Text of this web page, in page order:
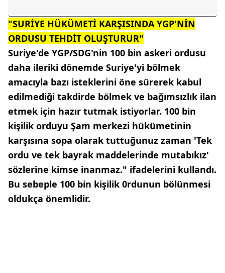
"SURİYE HÜKÜMETİ KARŞISINDA YGP'NİN
ORDUSU TEHDİT OLUŞTURUR"
Suriye'de YGP/SDG'nin 100 bin askeri ordusu
daha ileriki dönemde Suriye'yi bölmek
amacıyla bazı isteklerini öne sürerek kabul
edilmediği takdirde bölmek ve bağımsızlık ilan
etmek için hazır tutmak istiyorlar. 100 bin
kişilik orduyu Şam merkezi hükümetinin
karşısına sopa olarak tuttuğunuz zaman 'Tek
ordu ve tek bayrak maddelerinde mutabıkız'
sözlerine kimse inanmaz." ifadelerini kullandı.
Bu sebeple 100 bin kişilik 0rdunun bölünmesi
oldukça önemlidir.